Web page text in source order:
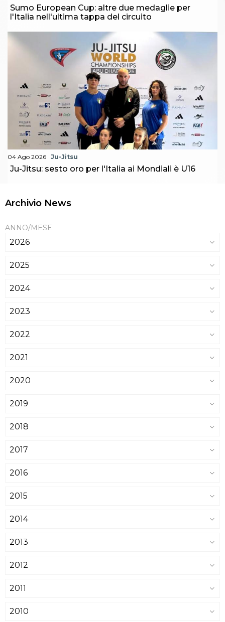
Sumo European Cup: altre due medaglie per
l'Italia nell'ultima tappa del circuito
04 Ago 2026 Ju-Jitsu
Ju-Jitsu: sesto oro per l'Italia ai Mondiali è U16
Archivio News
ANNO/MESE
2026
2025
2024
2023
2022
2021
2020
2019
2018
2017
2016
2015
2014
2013
2012
2011
2010